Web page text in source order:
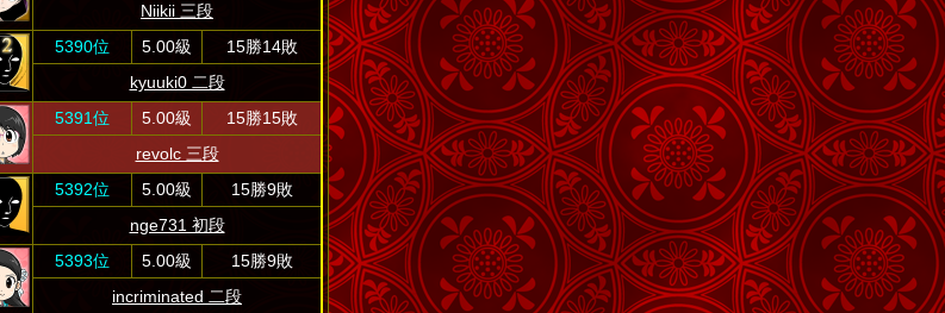
Niikii 三段
5390位
5.00級
15勝14敗
kyuuki0 二段
5391位
5.00級
15勝15敗
revolc 三段
5392位
5.00級
15勝9敗
nge731 初段
5393位
5.00級
15勝9敗
incriminated 二段